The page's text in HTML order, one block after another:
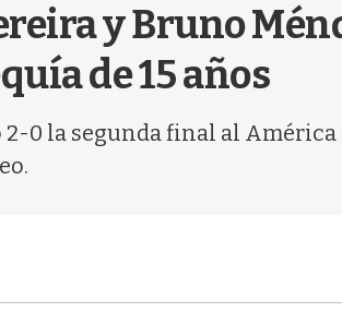
y Bruno
de 15 años
0 la segunda final al